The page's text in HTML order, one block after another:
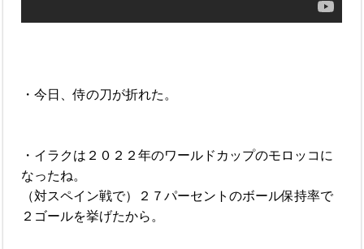
・今日、侍の刀が折れた。
・イラクは２０２２年のワールドカップのモロッコに
なったね。
（対スペイン戦で）２７パーセントのボール保持率で
２ゴールを挙げたから。